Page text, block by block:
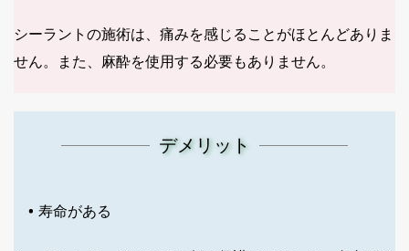
シーラントの施術は、痛みを感じることがほとんどありま
せん。また、麻酔を使用する必要もありません。
デメリット
寿命がある